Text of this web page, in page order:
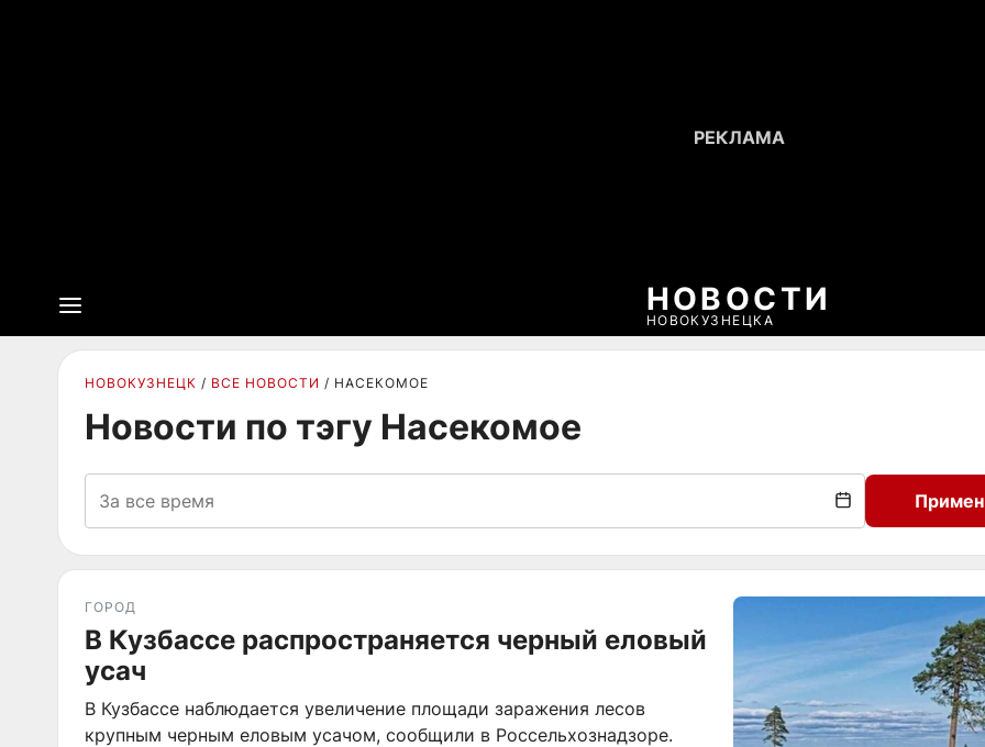
НОВОСТИ
НОВОКУЗНЕЦКА
НОВОКУЗНЕЦК ВСЕ НОВОСТИ НАСЕКОМОЕ
Новости по тэгу Насекомое
ГОРОД
В Кузбассе распространяется черный еловый
усач
В Кузбассе наблюдается увеличение площади заражения лесов
крупным черным еловым усачом, сообщили в Россельхознадзоре.